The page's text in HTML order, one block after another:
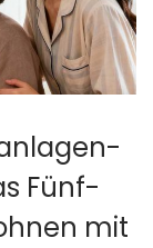
Fünf-
mit